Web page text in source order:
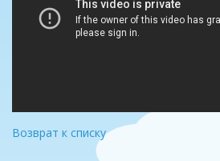
Возврат к списку